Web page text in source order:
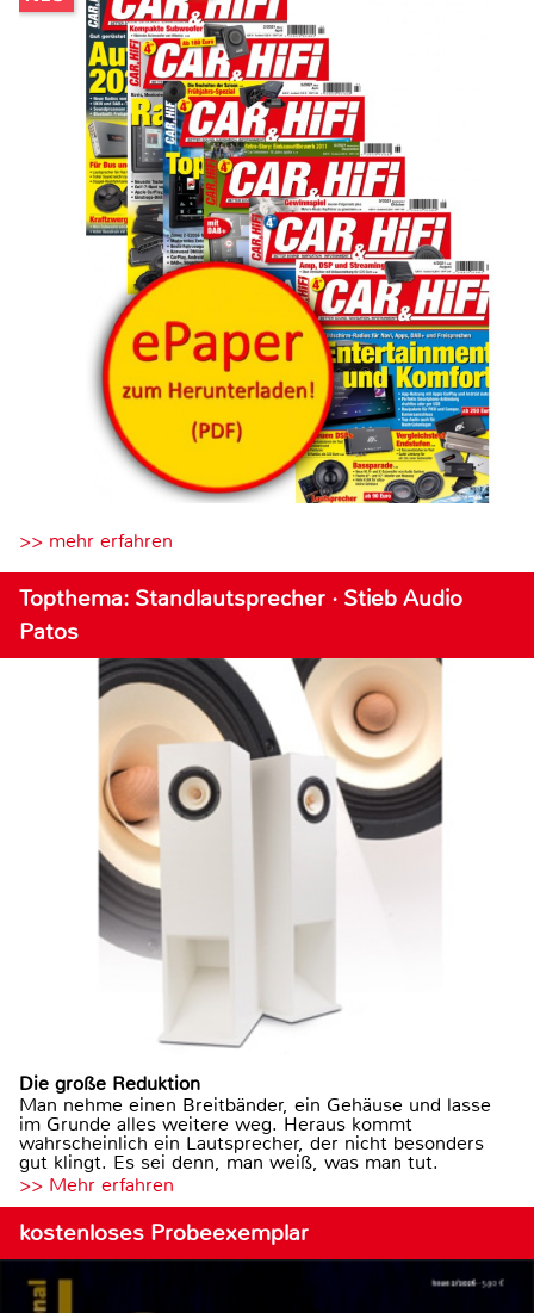
>> mehr erfahren
Topthema: Standlautsprecher · Stieb Audio
Patos
Die große Reduktion
Man nehme einen Breitbänder, ein Gehäuse und lasse
im Grunde alles weitere weg. Heraus kommt
wahrscheinlich ein Lautsprecher, der nicht besonders
gut klingt. Es sei denn, man weiß, was man tut.
>> Mehr erfahren
kostenloses Probeexemplar